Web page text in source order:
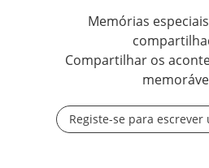
Memórias
Compartilhar os
Registe-se para